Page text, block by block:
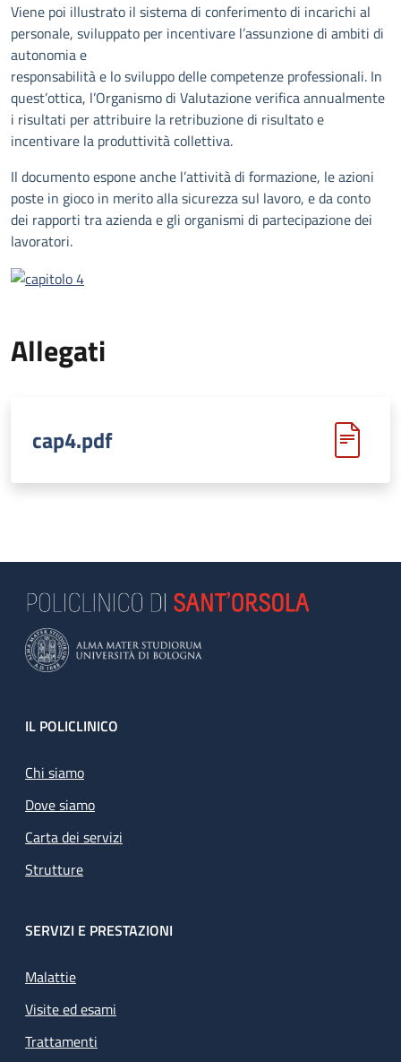
Viene poi illustrato il sistema di conferimento di incarichi al
personale, sviluppato per incentivare l’assunzione di ambiti di
autonomia e
responsabilità e lo sviluppo delle competenze professionali. In
quest’ottica, l’Organismo di Valutazione verifica annualmente
i risultati per attribuire la retribuzione di risultato e
incentivare la produttività collettiva.
Il documento espone anche l’attività di formazione, le azioni
poste in gioco in merito alla sicurezza sul lavoro, e da conto
dei rapporti tra azienda e gli organismi di partecipazione dei
lavoratori.
Allegati
cap4.pdf
Footer
IL POLICLINICO
Chi siamo
Dove siamo
Carta dei servizi
Strutture
SERVIZI E PRESTAZIONI
Malattie
Visite ed esami
Trattamenti